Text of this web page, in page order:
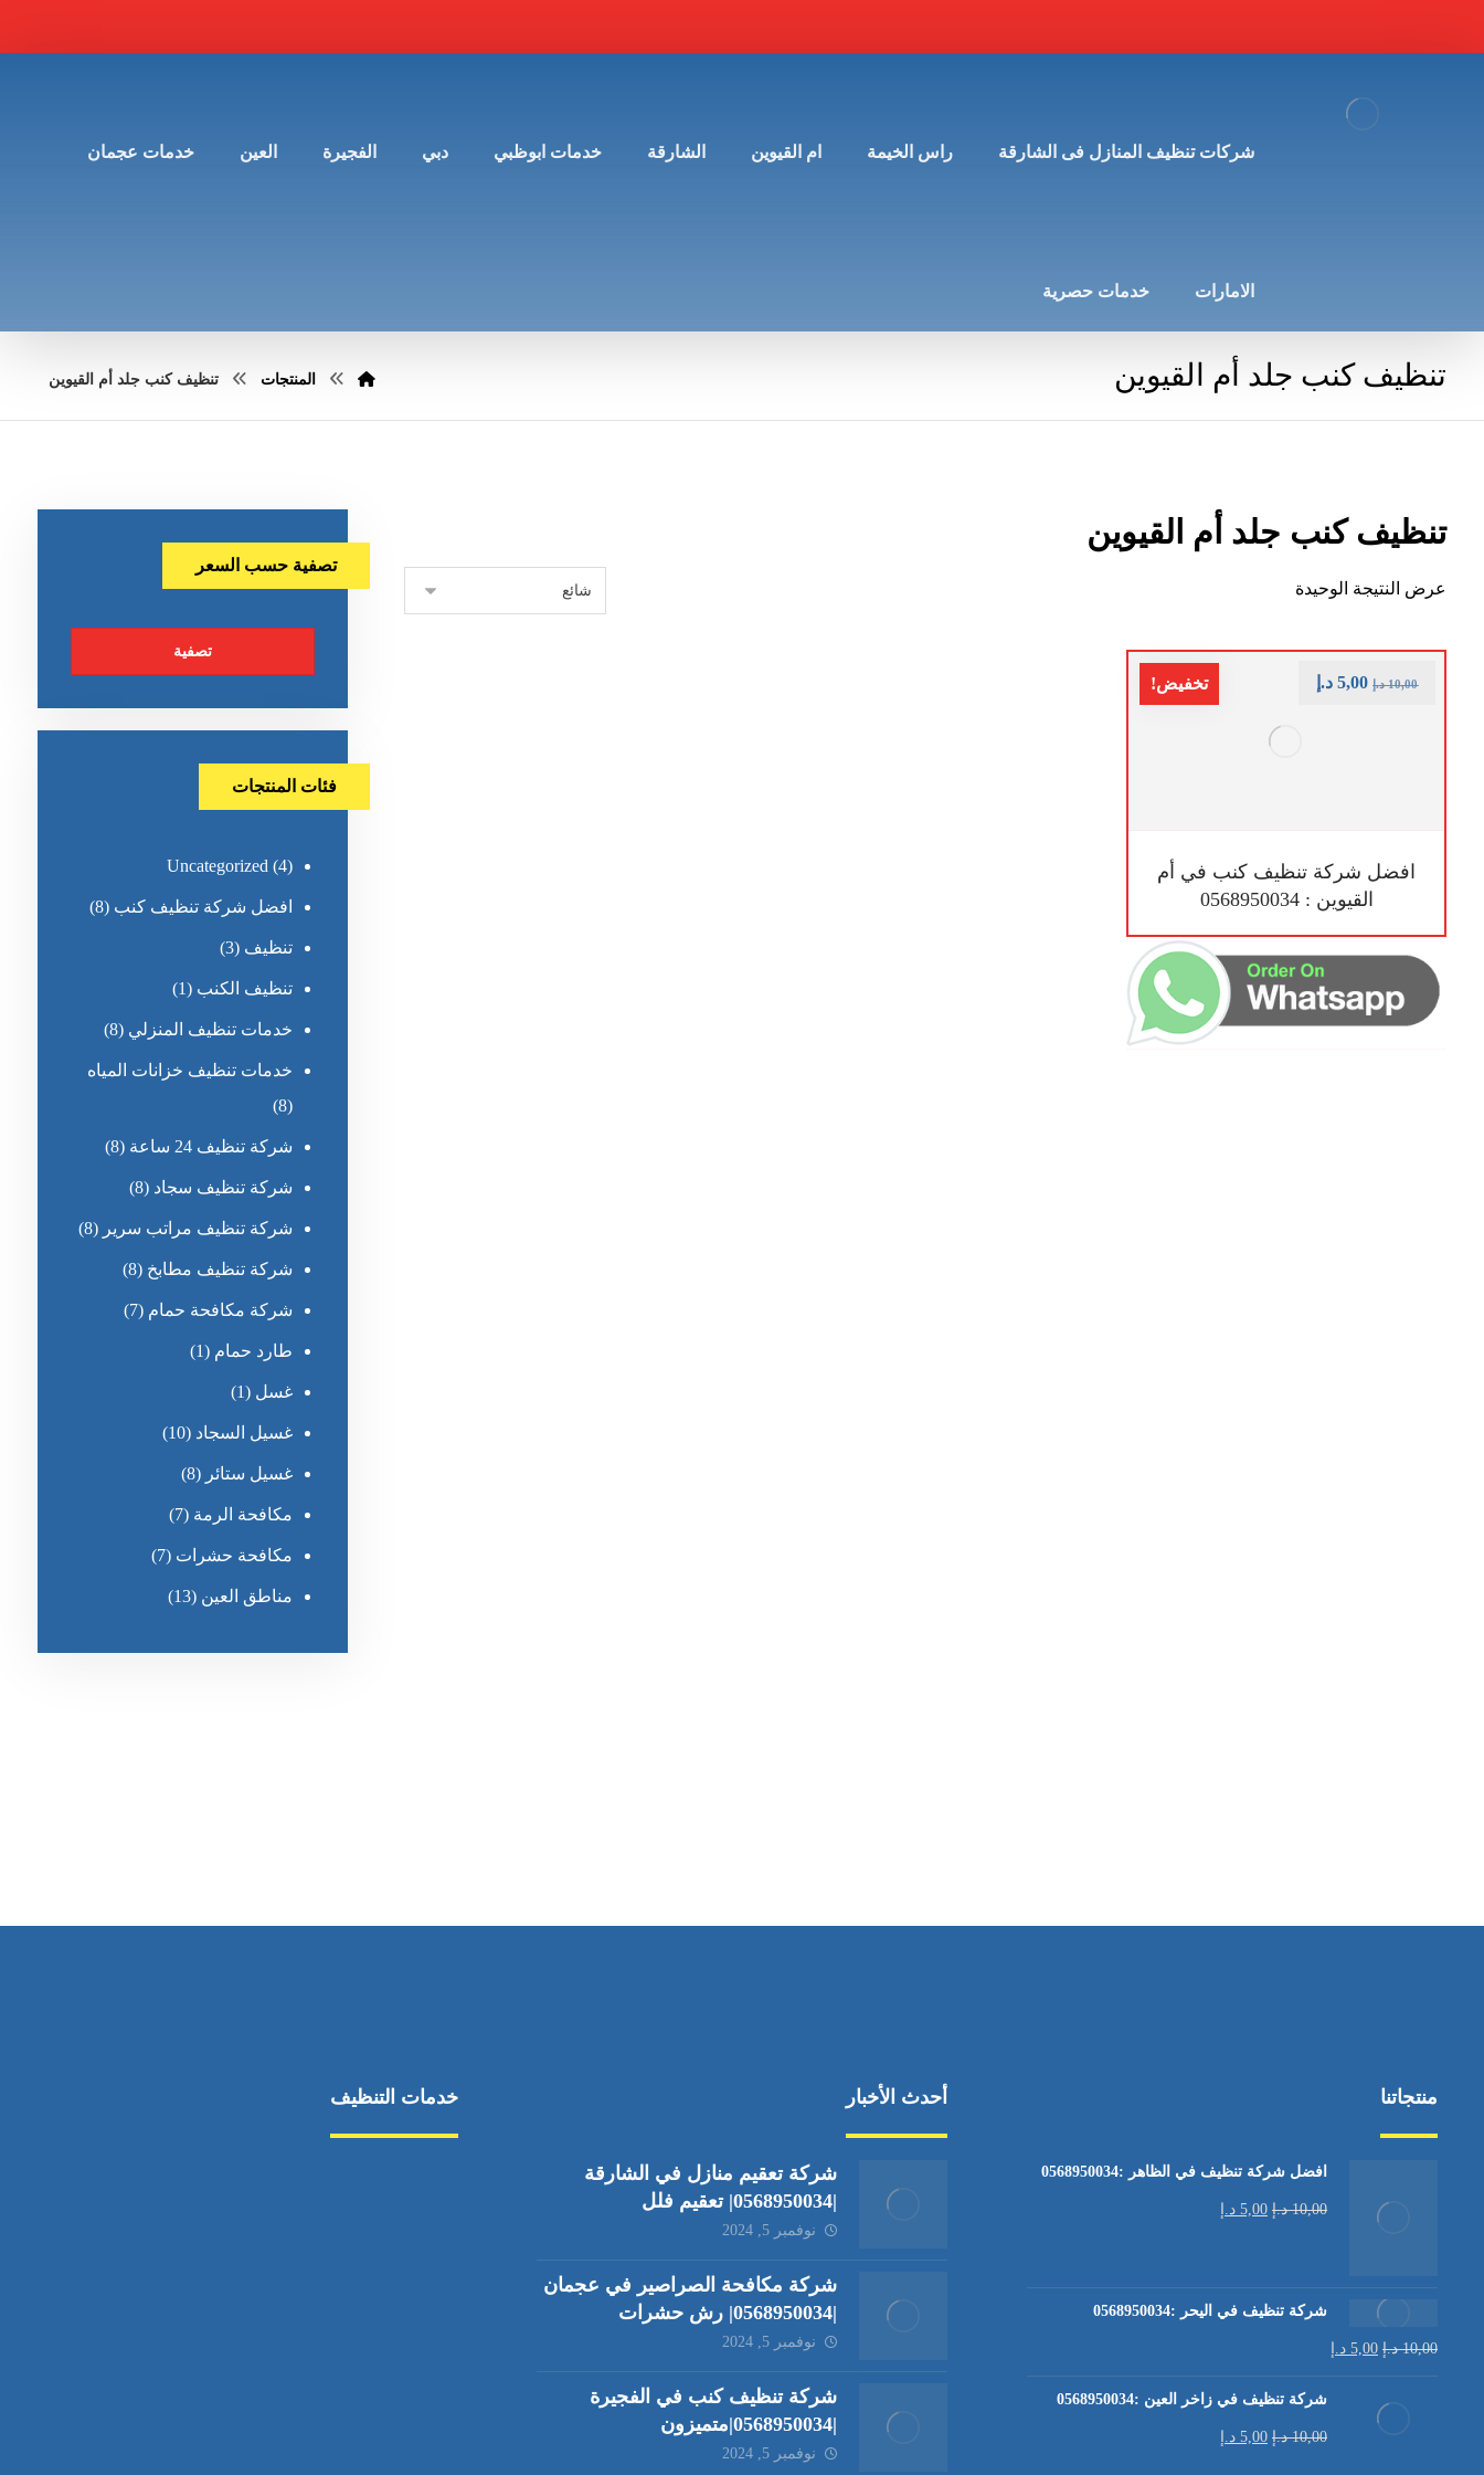
شركات تنظيف المنازل فى الشارقة راس الخيمة ام القيوين الشارقة خدمات ابوظبي دبي الفجيرة العين خدمات عجمان
الامارات خدمات حصرية
تنظيف كنب جلد أم القيوين المنتجات تنظيف كنب جلد أم القيوين
تنظيف كنب جلد أم القيوين
عرض النتيجة الوحيدة
تخفيض!
افضل شركة تنظيف كنب في أم
القيوين : 0568950034
10,00 د.إ 5,00 د.إ
تصفية حسب السعر
تصفية
فئات المنتجات
Uncategorized (4)
افضل شركة تنظيف كنب (8)
تنظيف (3)
تنظيف الكنب (1)
خدمات تنظيف المنزلي (8)
خدمات تنظيف خزانات المياه
(8)
شركة تنظيف 24 ساعة (8)
شركة تنظيف سجاد (8)
شركة تنظيف مراتب سرير (8)
شركة تنظيف مطابخ (8)
شركة مكافحة حمام (7)
طارد حمام (1)
غسل (1)
غسيل السجاد (10)
غسيل ستائر (8)
مكافحة الرمة (7)
مكافحة حشرات (7)
مناطق العين (13)
منتجاتنا
افضل شركة تنظيف في الظاهر :0568950034
10,00 د.إ 5,00 د.إ
شركة تنظيف في اليحر :0568950034
10,00 د.إ 5,00 د.إ
شركة تنظيف في زاخر العين :0568950034
10,00 د.إ 5,00 د.إ
أحدث الأخبار
شركة تعقيم منازل في الشارقة
|0568950034| تعقيم فلل
نوفمبر 5, 2024
شركة مكافحة الصراصير في عجمان
|0568950034| رش حشرات
نوفمبر 5, 2024
شركة تنظيف كنب في الفجيرة
|0568950034|متميزون
نوفمبر 5, 2024
خدمات التنظيف